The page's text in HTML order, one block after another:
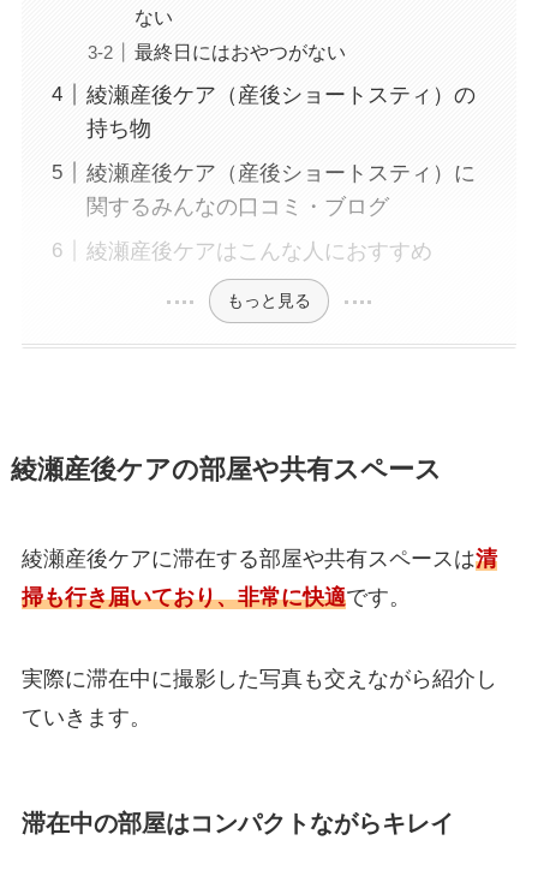
ない
最終日にはおやつがない
綾瀬産後ケア（産後ショートスティ）の
持ち物
綾瀬産後ケア（産後ショートスティ）に
関するみんなの口コミ・ブログ
綾瀬産後ケアはこんな人におすすめ
もっと見る
綾瀬産後ケアの部屋や共有スペース
綾瀬産後ケアに滞在する部屋や共有スペースは清
掃も行き届いており、非常に快適です。
実際に滞在中に撮影した写真も交えながら紹介し
ていきます。
滞在中の部屋はコンパクトながらキレイ